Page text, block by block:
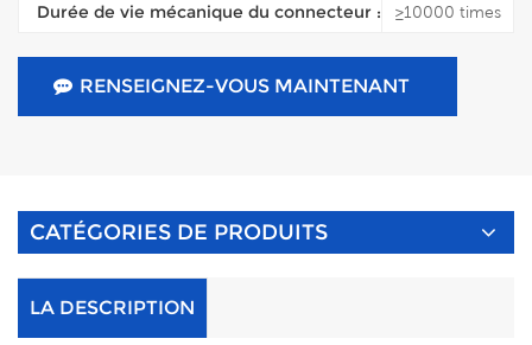
Durée de vie mécanique du connecteur : ≥10000 times
RENSEIGNEZ-VOUS MAINTENANT
CATÉGORIES DE PRODUITS
LA DESCRIPTION